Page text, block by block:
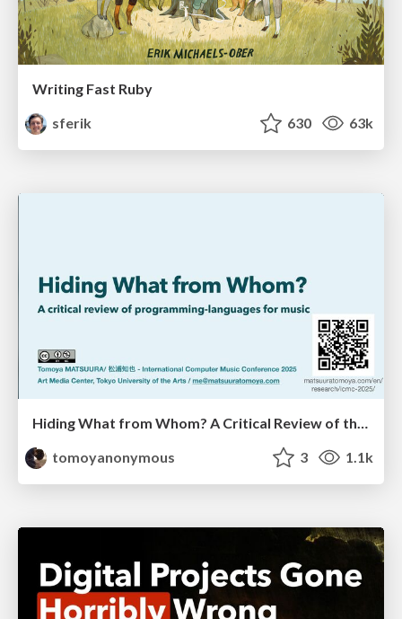
Writing Fast Ruby
sferik
630 63k
Hiding What from Whom? A Critical Review of the History of Programming languages for Music
tomoyanonymous
3 1.1k